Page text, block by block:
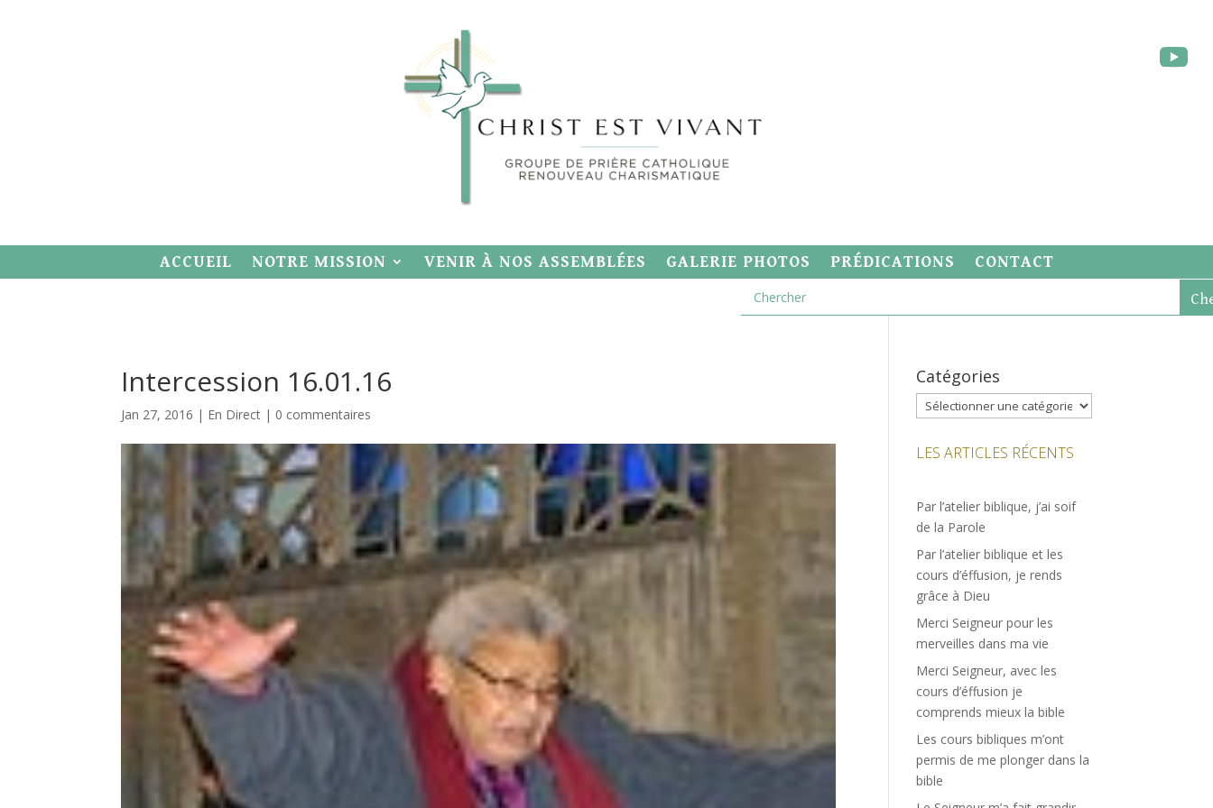
ACCUEIL NOTRE MISSION VENIR À NOS ASSEMBLÉES GALERIE PHOTOS PRÉDICATIONS CONTACT
Intercession 16.01.16
Jan 27, 2016 | En Direct | 0 commentaires
Catégories
Catégories
LES ARTICLES RÉCENTS
Par l’atelier biblique, j’ai soif
de la Parole
Par l’atelier biblique et les
cours d’éffusion, je rends
grâce à Dieu
Merci Seigneur pour les
merveilles dans ma vie
Merci Seigneur, avec les
cours d’éffusion je
comprends mieux la bible
Les cours bibliques m’ont
permis de me plonger dans la
bible